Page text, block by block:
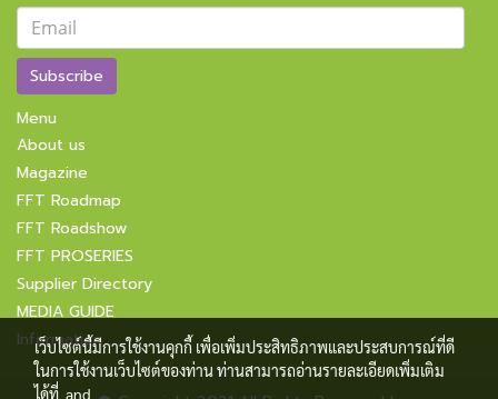
Subscribe
Menu
About us
Magazine
FFT Roadmap
FFT Roadshow
FFT PROSERIES
Supplier Directory
MEDIA GUIDE
Information
เว็บไซต์นี้มีการใช้งานคุกกี้ เพื่อเพิ่มประสิทธิภาพและประสบการณ์ที่ดี
ในการใช้งานเว็บไซต์ของท่าน ท่านสามารถอ่านรายละเอียดเพิ่มเติม
ได้ที่ and